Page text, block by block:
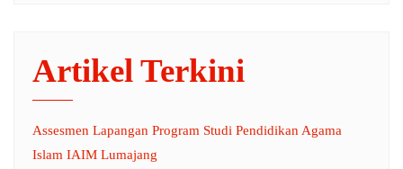
Artikel Terkini
Assesmen Lapangan Program Studi Pendidikan Agama
Islam IAIM Lumajang